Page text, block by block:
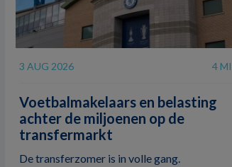
3 AUG 2026 4
Voetbalmakelaars en belasting
achter de miljoenen op de
transfermarkt
De transferzomer is in volle gang.